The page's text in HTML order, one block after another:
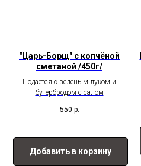
"Царь-Борщ" с копчёной
сметаной /450г/
Подаётся с зелёным луком и
бутербродом с салом
550 р.
Добавить в корзину